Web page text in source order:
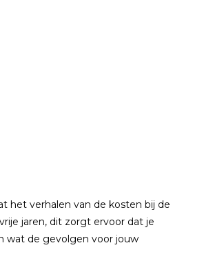
het verhalen van de kosten bij de
jaren, dit zorgt ervoor dat je
wat de gevolgen voor jouw